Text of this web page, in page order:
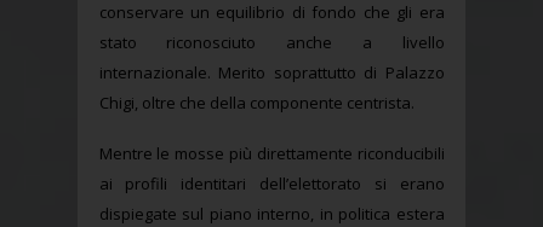
conservare un equilibrio di fondo che gli era
stato riconosciuto anche a livello
internazionale. Merito soprattutto di Palazzo
Chigi, oltre che della componente centrista.
Mentre le mosse più direttamente riconducibili
ai profili identitari dell’elettorato si erano
dispiegate sul piano interno, in politica estera